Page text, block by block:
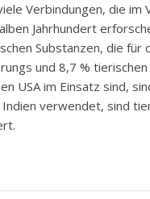
Verbindungen, die im
Jahrhundert
Substanzen, die für
und 8,7 %
USA im Einsatz sind,
verwendet, sind